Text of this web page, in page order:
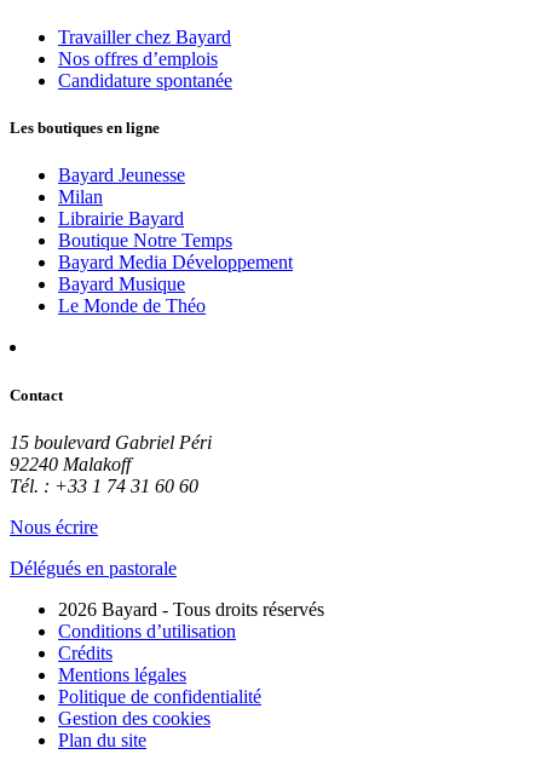
Travailler chez Bayard
Nos offres d’emplois
Candidature spontanée
Les boutiques en ligne
Bayard Jeunesse
Milan
Librairie Bayard
Boutique Notre Temps
Bayard Media Développement
Bayard Musique
Le Monde de Théo
Contact
15 boulevard Gabriel Péri
92240 Malakoff
Tél. : +33 1 74 31 60 60
Nous écrire
Délégués en pastorale
2026 Bayard - Tous droits réservés
Conditions d’utilisation
Crédits
Mentions légales
Politique de confidentialité
Gestion des cookies
Plan du site